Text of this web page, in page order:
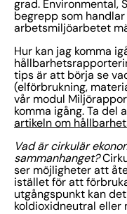
grad. Environmental,
begrepp som
arbetsmiljöarbetet
Hur kan jag komma
tips är att börja se
(elförbrukning,
vår modul
komma igång. Ta del
artikeln om
Vad är cirkulär
sammanhanget?
ser möjligheter att
istället för att
utgångspunkt kan
koldioxidneutral eller